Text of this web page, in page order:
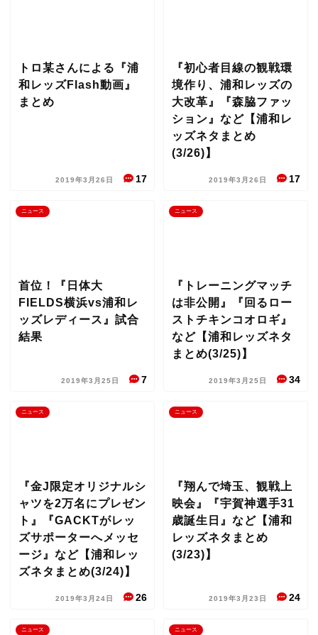
トロ某さんによる『浦
和レッズFlash動画』
まとめ
2019年3月26日 17
『初心者目線の観戦環
境作り、浦和レッズの
大改革』『森脇ファッ
ション』など【浦和レ
ッズネタまとめ
(3/26)】
2019年3月26日 17
ニュース
首位！『日体大
FIELDS横浜vs浦和レ
ッズレディース』試合
結果
2019年3月25日 7
ニュース
『トレーニングマッチ
は非公開』『回るロー
ストチキンコオロギ』
など【浦和レッズネタ
まとめ(3/25)】
2019年3月25日 34
ニュース
『金J限定オリジナルシ
ャツを2万名にプレゼン
ト』『GACKTがレッ
ズサポーターへメッセ
ージ』など【浦和レッ
ズネタまとめ(3/24)】
2019年3月24日 26
ニュース
『翔んで埼玉、観戦上
映会』『宇賀神選手31
歳誕生日』など【浦和
レッズネタまとめ
(3/23)】
2019年3月23日 24
ニュース ニュース